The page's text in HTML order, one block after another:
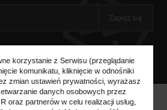
Zapisz się
zastrzeżone. WydawnictwoExplanator -
korzystanie z Serwisu (przeglądanie
komunikatu, kliknięcie w odnośniki
zmian ustawień prywatności, wyrażasz
danych osobowych przez
oraz partnerów w celu realizacji usług,